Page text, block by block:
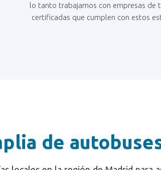
lo tanto trabajamos con empresas de
certificadas que cumplen con estos
de